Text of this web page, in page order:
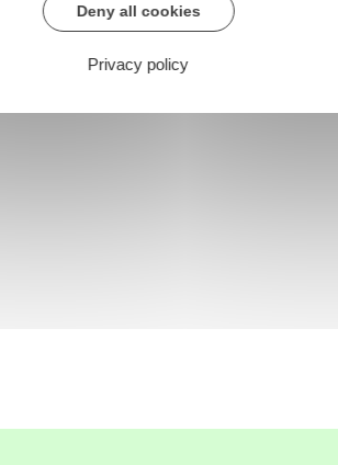
Deny all cookies
Privacy policy